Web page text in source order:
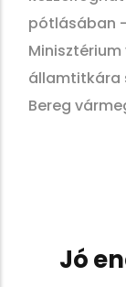
pótlásában
államtitkára
Bereg
Jó